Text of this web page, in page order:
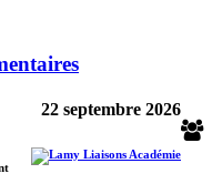
22 septembre 2026